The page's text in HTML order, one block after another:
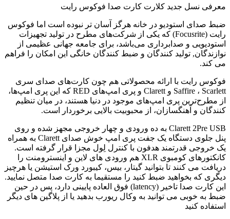
معرفی نسل جدید کلارت کارت صدا فوکوس رایت
ضبط صدای استودیو در خانه هرگز آسان تر نبوده است اما فوکوس
رایت (Focusrite) که یکی از شرکت‌های مطرح در تولید تجهیزات
استودیویی و صدابرداری می‌باشد، برای جامعه جهانی عظیمی از
نوازندگان, تولید کنندگان و ضبط کنندگان خانگی این امکان را فراهم
می کند.
فوکوس رایت با ارائه محصولاتی هم چون کارت‌های صدای سری
Saffire ، Scarlett و Clarett و پری امپ‌های RED که این پری امپ‌ها،
از مطرح‌ترین پری امپ‌های موجود در دنیا هستند، در میان تنظیم
کنندگان و آهنگسازان، از محبوبیت بالایی برخوردار است.
Clarett 2Pre USB به ده ورودی و چهار خروجی مجهز شده و روی
پنل جلوی دستگاه یک جفت پری امپ خوش صدای Clarett به همراه
یک خروجی قدرتمند هدفون با کنترل لِول مجزا قرار گرفته است.
کانکتورهای کومبوی XLR هم ورودی های لاین و اینسترومنت را
دریافت می کنند تا بتوانید گیتار، بیس، کیبورد ورک استیشن یا هرچیز
دیگری که بخواهید ضبط کنید را مستقیما به کارت صدا متصل نمایید.
این کارت صدا تاخیر (latency) فوق العاده پایینی دارد، پس در حین
ضبط به خوبی می توانید به وکال ریورب بدهید یا از پلاگین های دیگر
استفاده کنید